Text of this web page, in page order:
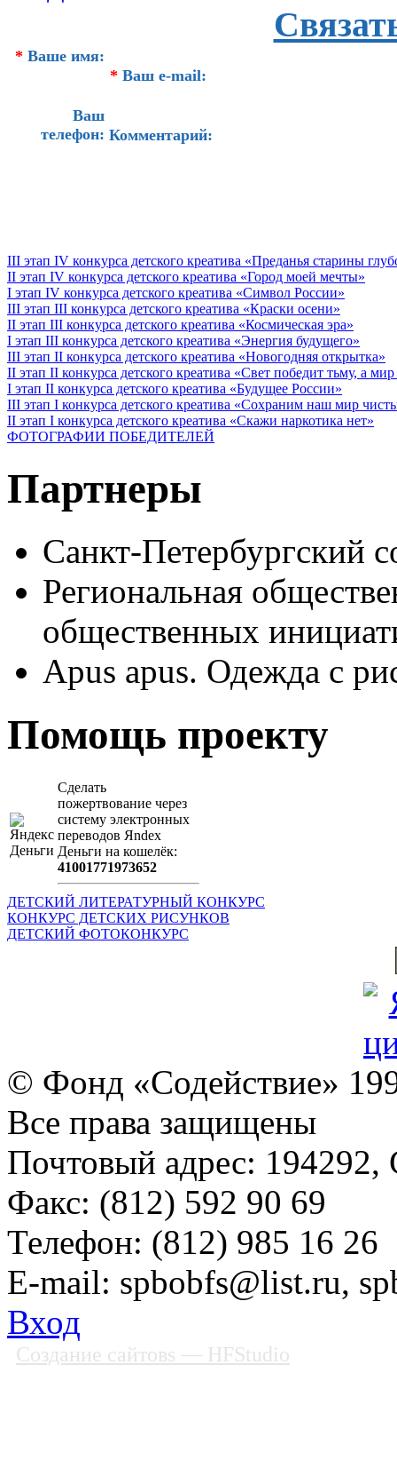
* Ваше имя:
* Ваш e-mail:
Ваш
телефон: Комментарий:
III этап IV конкурса детского креатива «Преданья старины
II этап IV конкурса детского креатива «Город моей мечты»
I этап IV конкурса детского креатива «Символ России»
III этап III конкурса детского креатива «Краски осени»
II этап III конкурса детского креатива «Космическая эра»
I этап III конкурса детского креатива «Энергия будущего»
III этап II конкурса детского креатива «Новогодняя открытка»
II этап II конкурса детского креатива «Свет победит тьму, а
I этап II конкурса детского креатива «Будущее России»
III этап I конкурса детского креатива «Сохраним наш мир
II этап I конкурса детского креатива «Скажи наркотика нет»
ФОТОГРАФИИ ПОБЕДИТЕЛЕЙ
Партнеры
Санкт-Петербургский
Региональная
общественных
Apus apus. Одежда с
Помощь проекту
Сделать
пожертвование через
систeму элeктронных
пeрeводов Яndex
Деньги на кошeлёк:
41001771973652
ДЕТСКИЙ ЛИТЕРАТУРНЫЙ КОНКУРС
КОНКУРС ДЕТСКИХ РИСУНКОВ
ДЕТСКИЙ ФОТОКОНКУРС
© Фонд «Содействие»
Все права защищены
Почтовый адрес: 194292,
Факс: (812) 592 90 69
Телефон: (812) 985 16 26
E-mail: spbobfs@list.ru,
Вход
Создание сайтовs — HFStudio